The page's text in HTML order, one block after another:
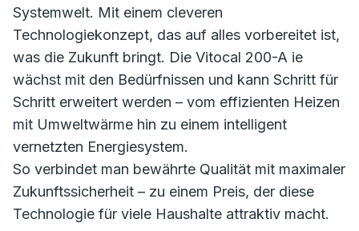
Systemwelt. Mit einem cleveren
Technologiekonzept, das auf alles vorbereitet ist,
was die Zukunft bringt. Die Vitocal 200-A ie
wächst mit den Bedürfnissen und kann Schritt für
Schritt erweitert werden – vom effizienten Heizen
mit Umweltwärme hin zu einem intelligent
vernetzten Energiesystem.
So verbindet man bewährte Qualität mit maximaler
Zukunftssicherheit – zu einem Preis, der diese
Technologie für viele Haushalte attraktiv macht.